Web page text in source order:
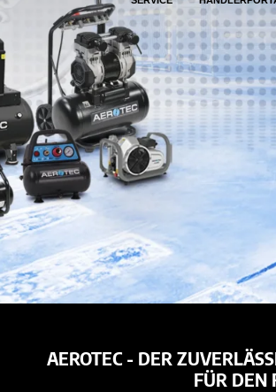
AEROTEC - DER
FÜR DEN